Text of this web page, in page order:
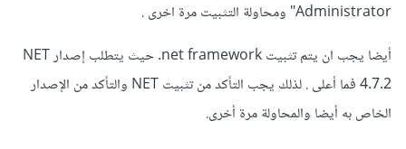
Administrator" ومحاولة التثبيت مرة اخرى .
أيضا يجب ان يتم تثبيت net framework. حيث يتطلب إصدار NET
4.7.2 فما أعلى . لذلك يجب التأكد من تثبيت NET والتأكد من الإصدار
الخاص به أيضا والمحاولة مرة أخرى.